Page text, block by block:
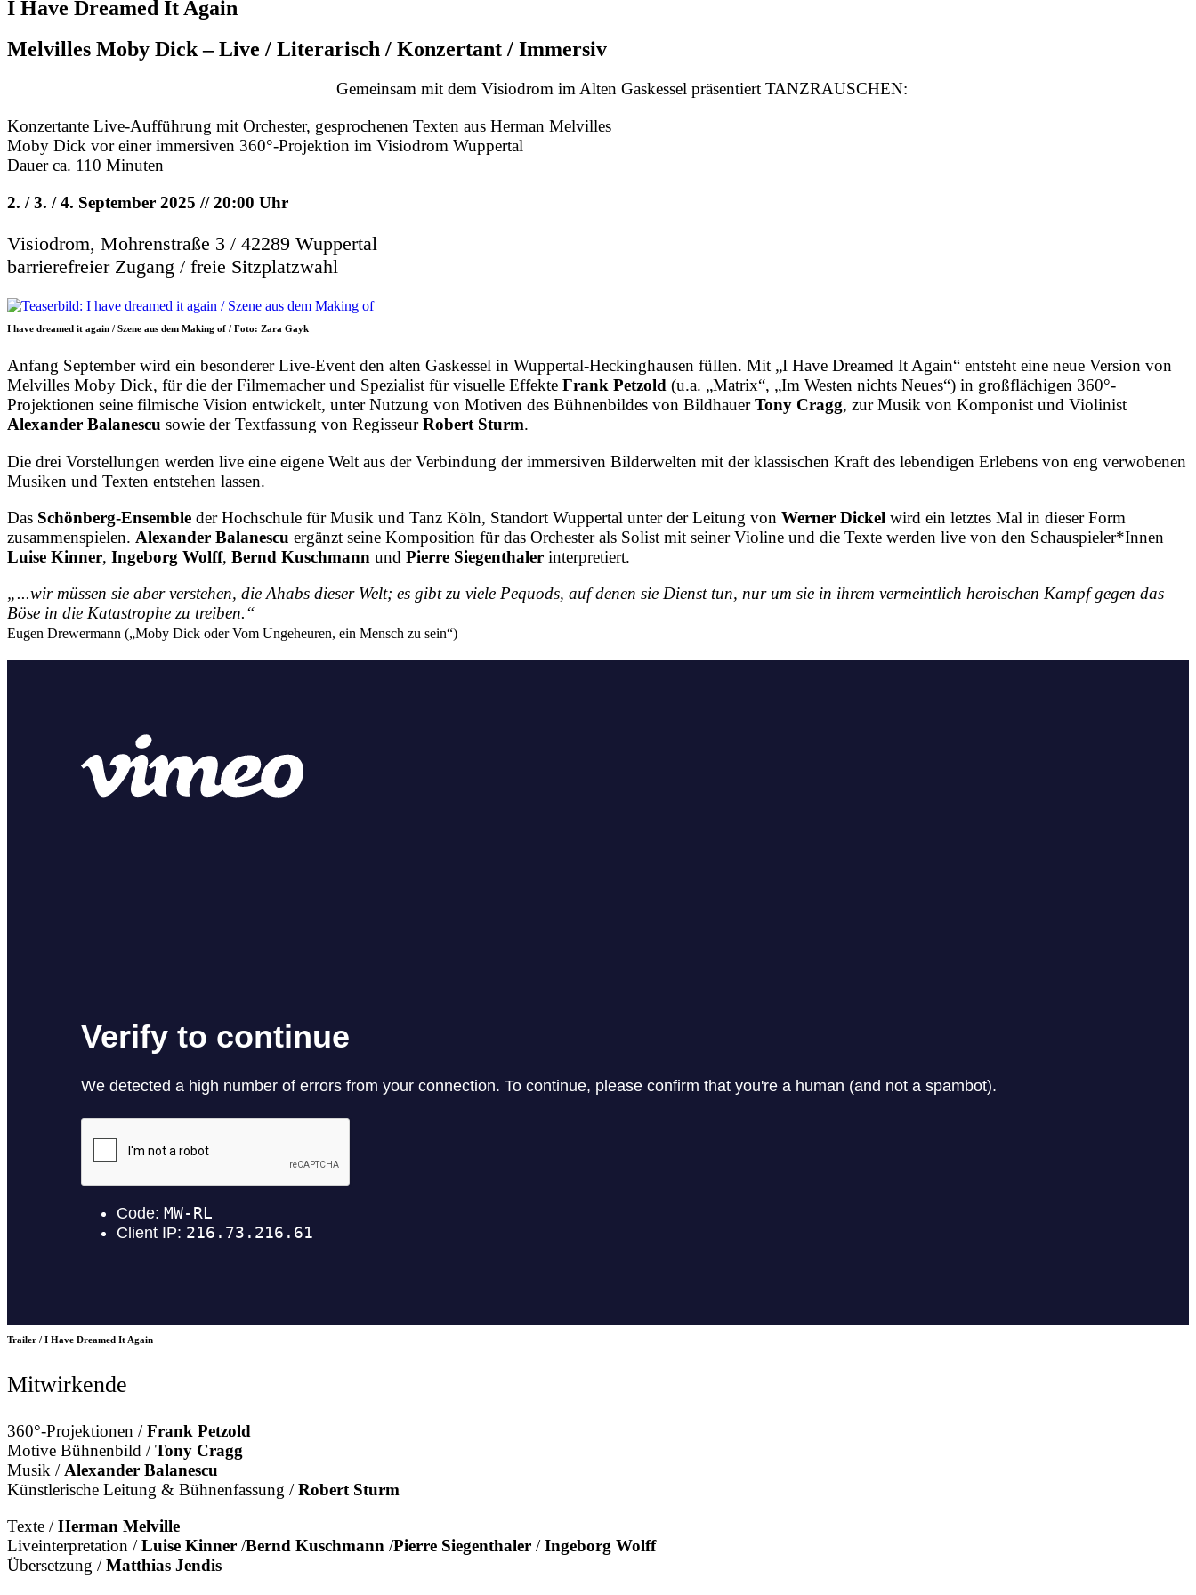
I Have Dreamed It Again
Melvilles Moby Dick – Live / Literarisch / Konzertant / Immersiv
Gemeinsam mit dem Visiodrom im Alten Gaskessel präsentiert TANZRAUSCHEN:
Konzertante Live-Aufführung mit Orchester, gesprochenen Texten aus Herman Melvilles
Moby Dick vor einer immersiven 360°-Projektion im Visiodrom Wuppertal
Dauer ca. 110 Minuten
2. / 3. / 4. September 2025 // 20:00 Uhr
Visiodrom, Mohrenstraße 3 / 42289 Wuppertal
barrierefreier Zugang / freie Sitzplatzwahl
I have dreamed it again / Szene aus dem Making of / Foto: Zara Gayk
Anfang September wird ein besonderer Live-Event den alten Gaskessel in Wuppertal-Heckinghausen füllen. Mit „I Have Dreamed It Again“ entsteht eine neue Version von
Melvilles Moby Dick, für die der Filmemacher und Spezialist für visuelle Effekte Frank Petzold (u.a. „Matrix“, „Im Westen nichts Neues“) in großflächigen 360°-
Projektionen seine filmische Vision entwickelt, unter Nutzung von Motiven des Bühnenbildes von BildhauerTony Cragg, zur Musik von Komponist und Violinist
Alexander Balanescu sowie der Textfassung von RegisseurRobert Sturm.
Die drei Vorstellungen werden live eine eigene Welt aus der Verbindung der immersiven Bilderwelten mit der klassischen Kraft des lebendigen Erlebens von eng verwobenen
Musiken und Texten entstehen lassen.
Das Schönberg-Ensemble der Hochschule für Musik und Tanz Köln, Standort Wuppertal unter der Leitung von Werner Dickel wird ein letztes Mal in dieser Form
zusammenspielen. Alexander Balanescu ergänzt seine Komposition für das Orchester als Solist mit seiner Violine und die Texte werden live von den Schauspieler*Innen
Luise Kinner, Ingeborg Wolff, Bernd Kuschmann und Pierre Siegenthaler interpretiert.
„...wir müssen sie aber verstehen, die Ahabs dieser Welt; es gibt zu viele Pequods, auf denen sie Dienst tun, nur um sie in ihrem vermeintlich heroischen Kampf gegen das
Böse in die Katastrophe zu treiben.“
Eugen Drewermann („Moby Dick oder Vom Ungeheuren, ein Mensch zu sein“)
Trailer / I Have Dreamed It Again
Mitwirkende
360°-Projektionen /Frank Petzold
Motive Bühnenbild /Tony Cragg
Musik / Alexander Balanescu
Künstlerische Leitung & Bühnenfassung /Robert Sturm
Texte /Herman Melville
Liveinterpretation /Luise Kinner /Bernd Kuschmann /Pierre Siegenthaler /Ingeborg Wolff
Übersetzung /Matthias Jendis